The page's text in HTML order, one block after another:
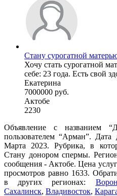
Стану сурогатной
Хочу стать сурогатной
себе: 23 года. Есть свой
Екатерина
7000000 руб.
Актобе
2230
Объявление с названием
пользователем “Арман”.
Марта 2023. Рубрика, в
Стану донором спермы.
сообщения - Актобе. Цена
просмотров равно 1633.
в других регионах:
Сахалинск, Владивосток,